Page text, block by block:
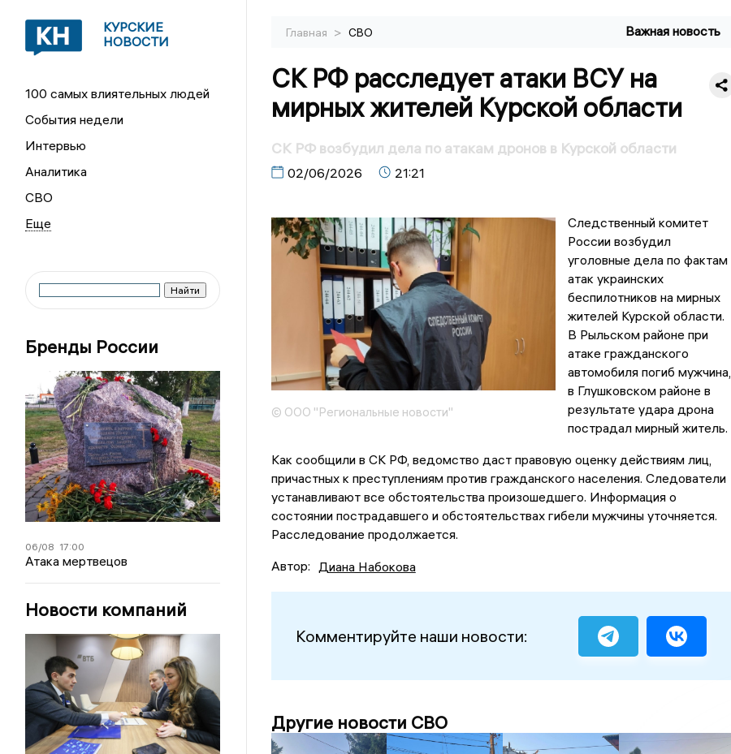
КУРСКИЕ
НОВОСТИ
100 самых влиятельных людей
События недели
Интервью
Аналитика
СВО
Бренды России
06/08 17:00
Атака мертвецов
Новости компаний
Главная > СВО Важная новость
СК РФ расследует атаки ВСУ на
мирных жителей Курской области
СК РФ возбудил дела по атакам дронов в Курской области
02/06/2026 21:21
© ООО "Региональные новости"
Следственный комитет
России возбудил
уголовные дела по фактам
атак украинских
беспилотников на мирных
жителей Курской области.
В Рыльском районе при
атаке гражданского
автомобиля погиб мужчина,
в Глушковском районе в
результате удара дрона
пострадал мирный житель.
Как сообщили в СК РФ, ведомство даст правовую оценку действиям лиц,
причастных к преступлениям против гражданского населения. Следователи
устанавливают все обстоятельства произошедшего. Информация о
состоянии пострадавшего и обстоятельствах гибели мужчины уточняется.
Расследование продолжается.
Автор: Диана Набокова
Комментируйте наши новости:
Другие новости СВО